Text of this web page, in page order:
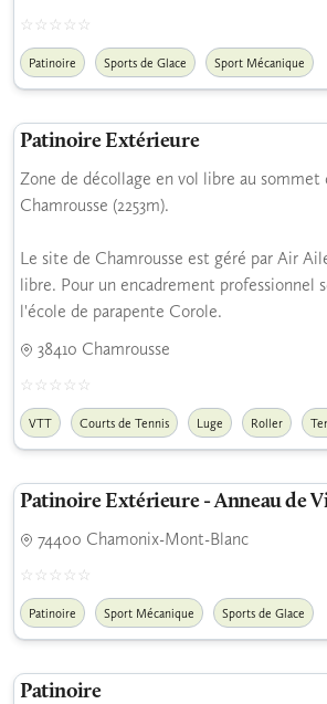
Patinoire Sports de Glace Sport Mécanique
Patinoire Extérieure
Zone de décollage en vol libre au sommet
Chamrousse (2253m).
Le site de Chamrousse est géré par Air
libre. Pour un encadrement professionnel
l'école de parapente Corole.
38410 Chamrousse
VTT Courts de Tennis Luge Roller
Patinoire Extérieure - Anneau de
74400 Chamonix-Mont-Blanc
Patinoire Sport Mécanique Sports de Glace
Patinoire